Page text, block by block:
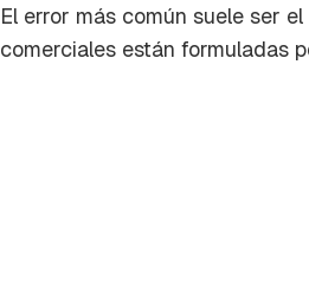
El error más común suele ser
comerciales están formuladas